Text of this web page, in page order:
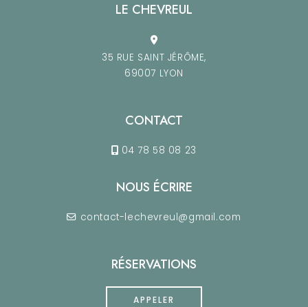
LE CHEVREUL
35 RUE SAINT JÉRÔME,
69007 LYON
CONTACT
04 78 58 08 23
NOUS ÉCRIRE
contact-lechevreul@gmail.com
RÉSERVATIONS
APPELER